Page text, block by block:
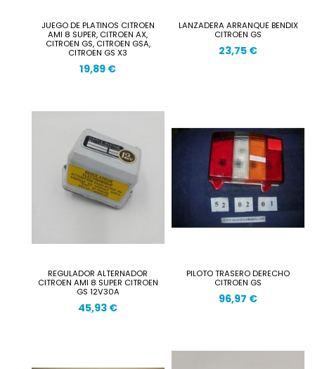
JUEGO DE PLATINOS CITROEN
AMI 8 SUPER, CITROEN AX,
CITROEN GS, CITROEN GSA,
CITROEN GS X3
19,89 €
LANZADERA ARRANQUE BENDIX
CITROEN GS
23,75 €
REGULADOR ALTERNADOR
CITROEN AMI 8 SUPER CITROEN
GS 12V30A
45,93 €
PILOTO TRASERO DERECHO
CITROEN GS
96,97 €